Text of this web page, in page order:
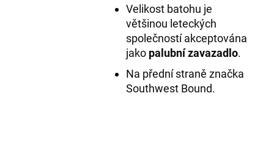
Velikost batohu je
většinou leteckých
společností akceptována
jako palubní zavazadlo.
Na přední straně značka
Southwest Bound.